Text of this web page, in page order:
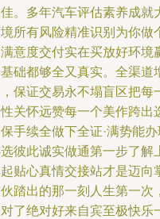
。多年汽车评估素养成就
所有风险精准识别为你做
意度交付实在买放好环境
础都够全又真实。全渠道
保证交易永不塌盲区把每
关怀远赞每一个美作跨出
手续全做下全证·满势能
彼此诚实做通第一步了解
贴心真情交接站才是迈向
踏出的那一刻人生第一次
了绝对好来自宾至极快乐